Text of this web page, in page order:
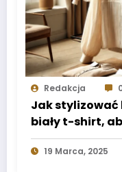
Redakcja
Jak stylizować
biały t-shirt,
look na każdą
19 Marca, 2025